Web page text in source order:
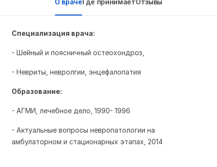
О врачеГде принимаетОтзывы
Специализация врача:
- Шейный и поясничный остеохондроз,
- Невриты, невролгии, энцефалопатия
Образование:
- АГМИ, лечебное дело, 1990- 1996
- Актуальные вопросы невропатологии на
амбулаторном и стационарных этапах, 2014